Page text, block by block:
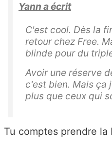
Yann a écrit
C'est cool. Dès la
retour chez Free.
blinde pour du
Avoir une réserve
c'est bien. Mais ça
plus que ceux qui
Tu comptes prendre la